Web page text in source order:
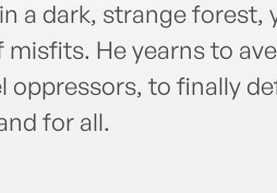
a dark, strange forest,
He yearns to
oppressors, to finally
for all.